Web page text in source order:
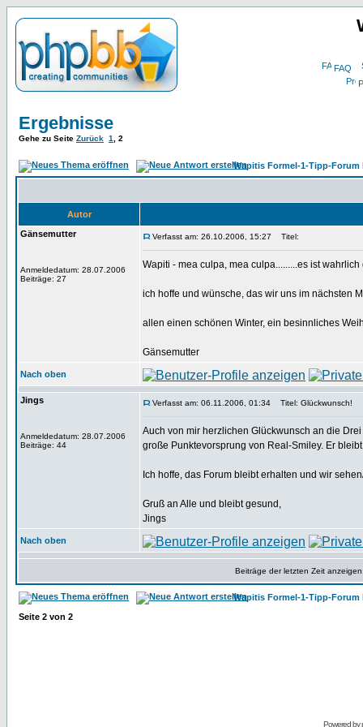
FAQ
Ergebnisse
Gehe zu Seite Zurück 1 2
Wapitis Formel-1-Tipp-Forum
Autor
Gänsemutter
Anmeldedatum: 28.07.2006
Beiträge: 27
Verfasst am: 26.10.2006, 15:27 Titel:
Wapiti - mea culpa, mea culpa.........es ist
ich hoffe und wünsche, das wir uns im nächsten
allen einen schönen Winter, ein besinnliches
Gänsemutter
Nach oben
Jings
Anmeldedatum: 28.07.2006
Beiträge: 44
Verfasst am: 06.11.2006, 01:34 Titel: Glückwunsch!
Auch von mir herzlichen Glückwunsch an die
große Punktevorsprung von Real-Smiley. Er
Ich hoffe, das Forum bleibt erhalten und wir
Gruß an Alle und bleibt gesund,
Jings
Nach oben
Beiträge der letzten Zeit
Wapitis Formel-1-Tipp-Forum
Seite 2 von 2
Powered by